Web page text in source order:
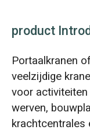
product
Portaalkranen
veelzijdige
voor
werven,
krachtcentrales